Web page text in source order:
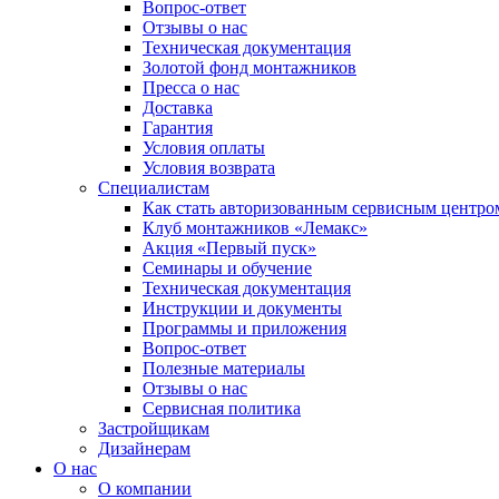
Вопрос-ответ
Отзывы о нас
Техническая документация
Золотой фонд монтажников
Пресса о нас
Доставка
Гарантия
Условия оплаты
Условия возврата
Специалистам
Как стать авторизованным сервисным
Клуб монтажников «Лемакс»
Акция «Первый пуск»
Семинары и обучение
Техническая документация
Инструкции и документы
Программы и приложения
Вопрос-ответ
Полезные материалы
Отзывы о нас
Сервисная политика
Застройщикам
Дизайнерам
О нас
О компании